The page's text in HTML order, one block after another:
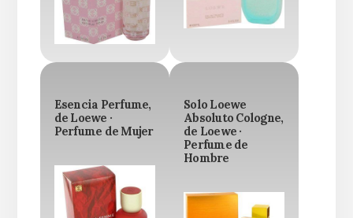
Esencia Perfume,
de Loewe ·
Perfume de Mujer
Solo Loewe
Absoluto Cologne,
de Loewe ·
Perfume de
Hombre